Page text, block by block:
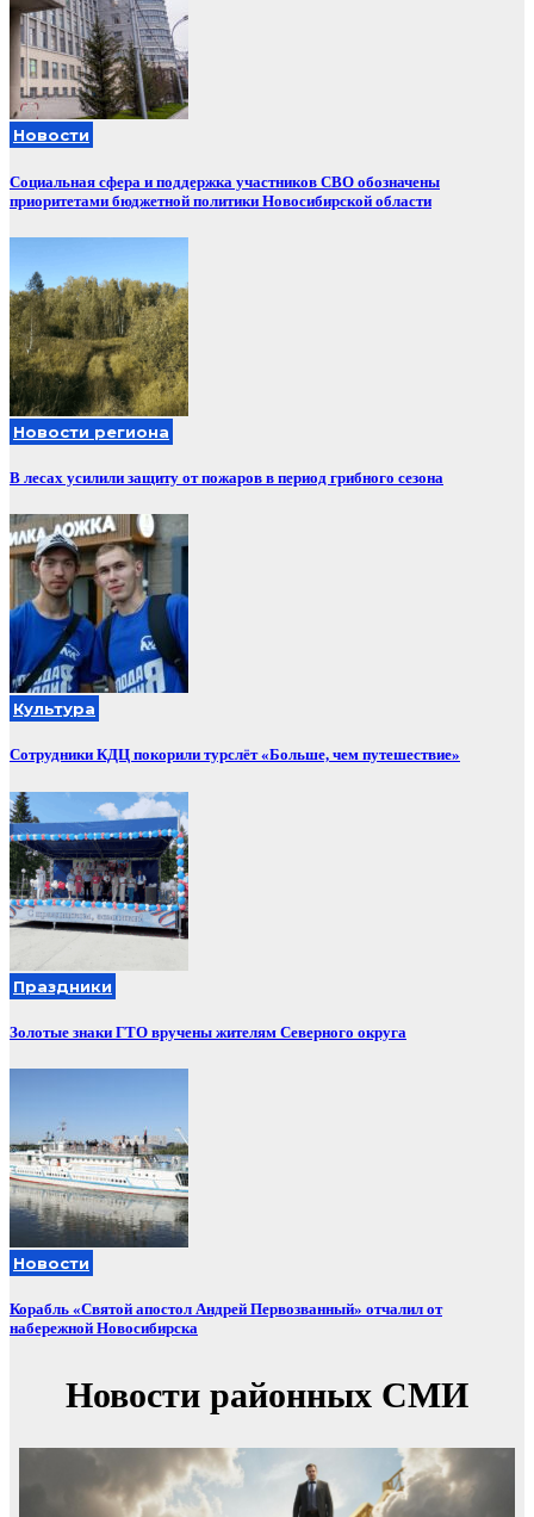
Новости
Социальная сфера и поддержка участников СВО обозначены
приоритетами бюджетной политики Новосибирской области
Новости региона
В лесах усилили защиту от пожаров в период грибного сезона
Культура
Сотрудники КДЦ покорили турслёт «Больше, чем путешествие»
Праздники
Золотые знаки ГТО вручены жителям Северного округа
Новости
Корабль «Святой апостол Андрей Первозванный» отчалил от
набережной Новосибирска